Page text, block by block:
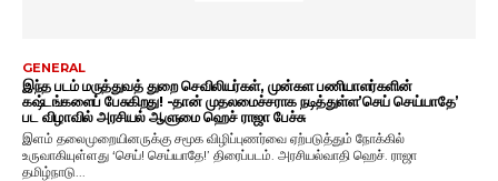
GENERAL
இந்த படம் மருத்துவத் துறை செவிலியர்கள், முன்கள பணியாளர்களின்
கஷ்டங்களைப் பேசுகிறது! -தான் முதலமைச்சராக நடித்துள்ள’செய் செய்யாதே’
பட விழாவில் அரசியல் ஆளுமை ஹெச் ராஜா பேச்சு
இளம் தலைமுறையினருக்கு சமூக விழிப்புணர்வை ஏற்படுத்தும் நோக்கில்
உருவாகியுள்ளது ‘செய்! செய்யாதே!’ திரைப்படம். அரசியல்வாதி ஹெச். ராஜா
தமிழ்நாடு...